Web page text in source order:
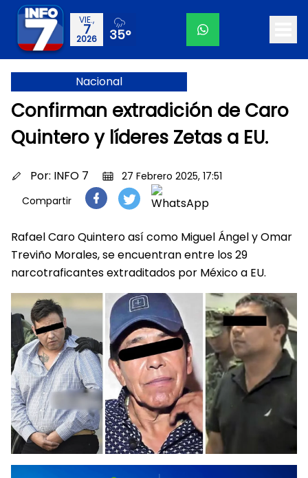
VIE.,
7
2026 35°
Nacional
Confirman extradición de Caro
Quintero y líderes Zetas a EU.
Por: INFO 7
27 Febrero 2025, 17:51
Compartir
Rafael Caro Quintero así como Miguel Ángel y Omar
Treviño Morales, se encuentran entre los 29
narcotraficantes extraditados por México a EU.